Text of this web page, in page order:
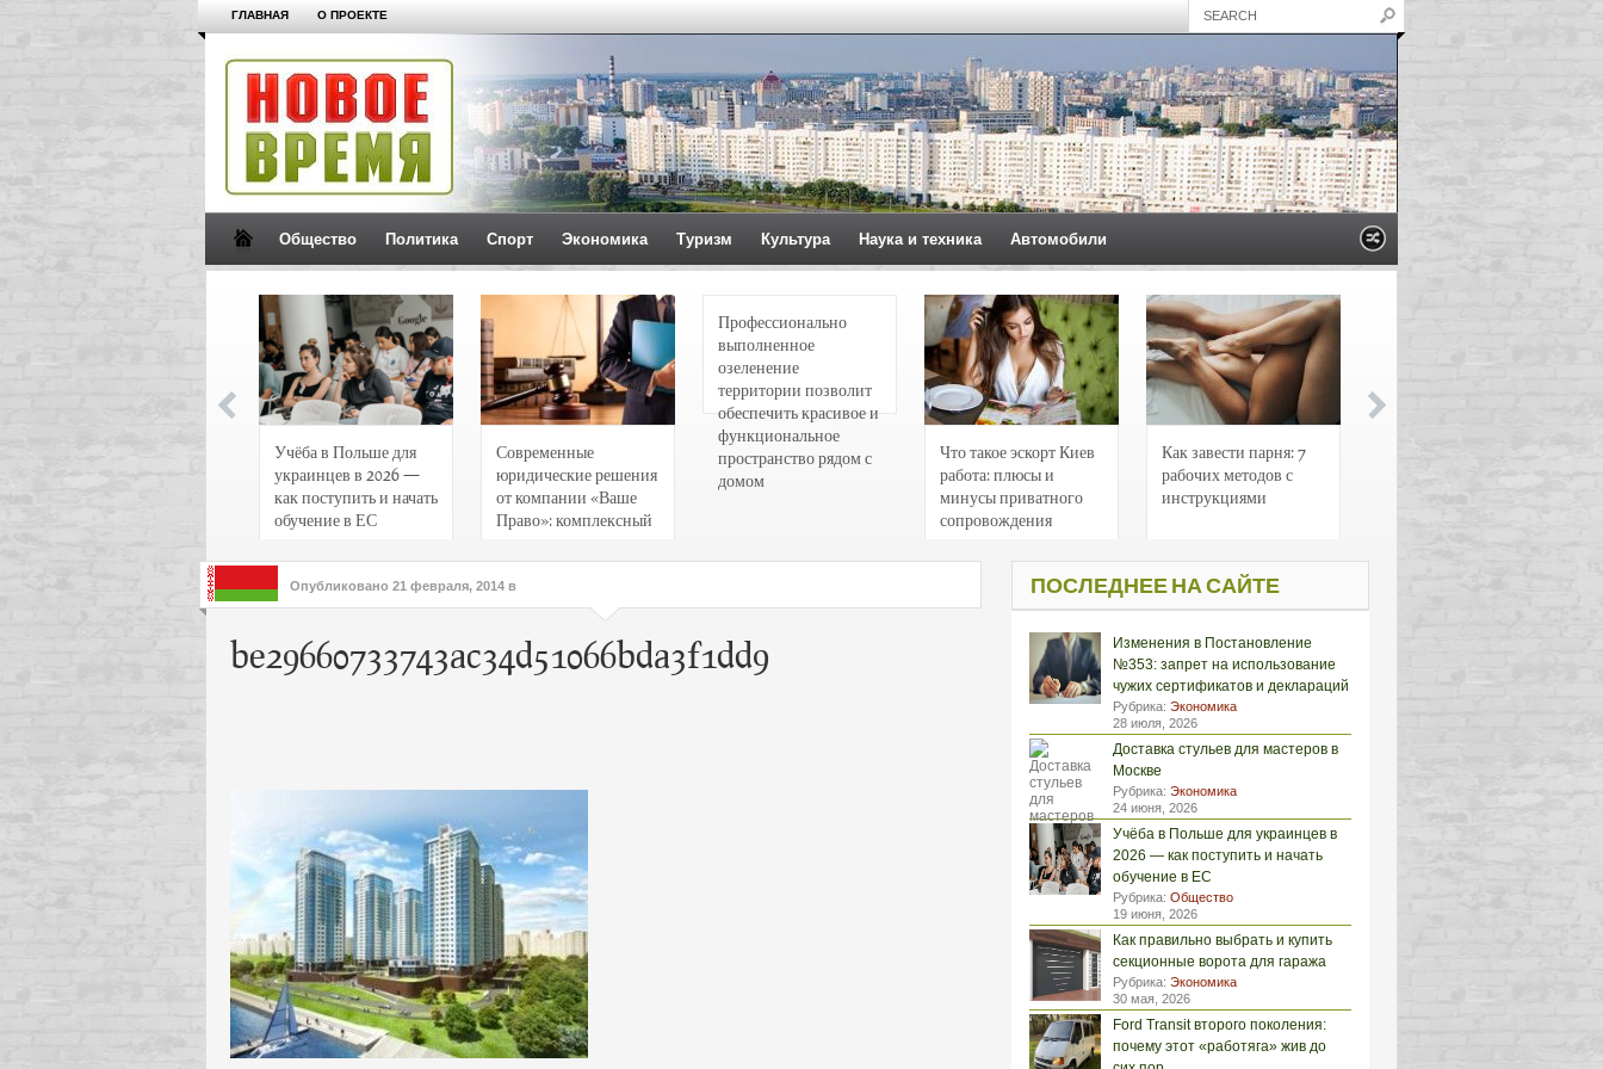
ГЛАВНАЯ О ПРОЕКТЕ
Общество Политика Спорт Экономика Туризм Культура Наука и техника Автомобили
Учёба в Польше для
украинцев в 2026 —
как поступить и начать
обучение в ЕС
Современные
юридические решения
от компании «Ваше
Право»: комплексный
интересов клиентов
Профессионально
выполненное
озеленение
территории позволит
обеспечить красивое и
функциональное
пространство рядом с
домом
Что такое эскорт Киев
работа: плюсы и
минусы приватного
сопровождения
Как завести парня: 7
рабочих методов с
инструкциями
Опубликовано 21 февраля, 2014 в
be29660733743ac34d51066bda3f1dd9
ПОСЛЕДНЕЕ НА САЙТЕ
Изменения в Постановление
№353: запрет на использование
чужих сертификатов и деклараций
Рубрика: Экономика
28 июля, 2026
Доставка стульев для мастеров в
Москве
Рубрика: Экономика
24 июня, 2026
Учёба в Польше для украинцев в
2026 — как поступить и начать
обучение в ЕС
Рубрика: Общество
19 июня, 2026
Как правильно выбрать и купить
секционные ворота для гаража
Рубрика: Экономика
30 мая, 2026
Ford Transit второго поколения:
почему этот «работяга» жив до